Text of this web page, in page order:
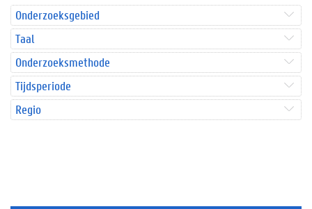
Onderzoeksgebied
Taal
Onderzoeksmethode
Tijdsperiode
Regio